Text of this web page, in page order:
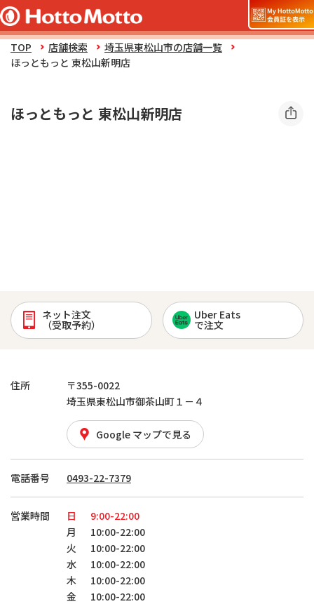
TOP 店舗検索
埼玉県東松山市の店舗一覧
ほっともっと 東松山新明店
ほっともっと 東松山新明店
ネット注文
（受取予約）
Uber Eats
で注文
住所
〒355-0022
埼玉県東松山市御茶山町１－４
Google マップで見る
電話番号 0493-22-7379
営業時間 日
9:00-22:00
月
10:00-22:00
火
10:00-22:00
水
10:00-22:00
木
10:00-22:00
金
10:00-22:00